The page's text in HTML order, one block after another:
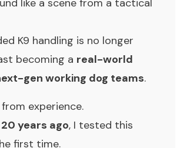
like a scene from a tactical
K9 handling is no longer
becoming a real-world
gen working dog teams.
experience.
20 years ago, I tested this
first time.